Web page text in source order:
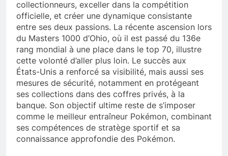
collectionneurs, exceller dans la compétition
officielle, et créer une dynamique consistante
entre ses deux passions. La récente ascension lors
du Masters 1000 d’Ohio, où il est passé du 136e
rang mondial à une place dans le top 70, illustre
cette volonté d’aller plus loin. Le succès aux
États-Unis a renforcé sa visibilité, mais aussi ses
mesures de sécurité, notamment en protégeant
ses collections dans des coffres privés, à la
banque. Son objectif ultime reste de s’imposer
comme le meilleur entraîneur Pokémon, combinant
ses compétences de stratège sportif et sa
connaissance approfondie des Pokémon.